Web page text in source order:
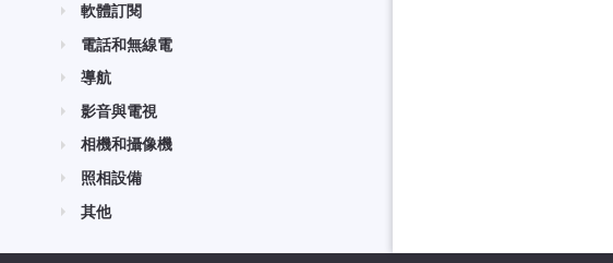
軟體訂閱
電話和無線電
導航
影音與電視
相機和攝像機
照相設備
其他